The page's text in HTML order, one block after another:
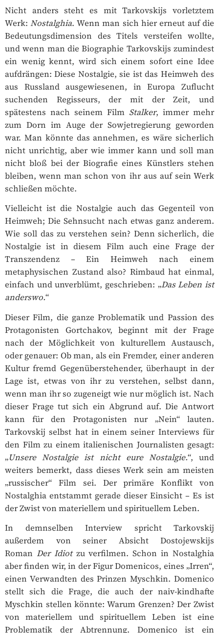
Nicht anders steht es mit Tarkovskijs vorletztem
Werk:Nostalghia. Wenn man sich hier erneut auf die
Bedeutungsdimension des Titels versteifen wollte,
und wenn man die Biographie Tarkovskijs zumindest
ein wenig kennt, wird sich einem sofort eine Idee
aufdrängen: Diese Nostalgie, sie ist das Heimweh des
aus Russland ausgewiesenen, in Europa Zuflucht
suchenden Regisseurs, der mit der Zeit, und
spätestens nach seinem Film Stalker, immer mehr
zum Dorn im Auge der Sowjetregierung geworden
war. Man könnte das annehmen, es wäre sicherlich
nicht unrichtig, aber wie immer kann und soll man
nicht bloß bei der Biografie eines Künstlers stehen
bleiben, wenn man schon von ihr aus auf sein Werk
schließen möchte.
Vielleicht ist die Nostalgie auch das Gegenteil von
Heimweh; Die Sehnsucht nach etwas ganz anderem.
Wie soll das zu verstehen sein? Denn sicherlich, die
Nostalgie ist in diesem Film auch eine Frage der
Transzendenz – Ein Heimweh nach einem
metaphysischen Zustand also? Rimbaud hat einmal,
einfach und unverblümt, geschrieben: „Das Leben ist
anderswo.“
Dieser Film, die ganze Problematik und Passion des
Protagonisten Gortchakov, beginnt mit der Frage
nach der Möglichkeit von kulturellem Austausch,
oder genauer: Ob man, als ein Fremder, einer anderen
Kultur fremd Gegenüberstehender, überhaupt in der
Lage ist, etwas von ihr zu verstehen, selbst dann,
wenn man ihr so zugeneigt wie nur möglich ist. Nach
dieser Frage tut sich ein Abgrund auf. Die Antwort
kann für den Protagonisten nur „Nein“ lauten.
Tarkovskij selbst hat in einem seiner Interviews für
den Film zu einem italienischen Journalisten gesagt:
„Unsere Nostalgie ist nicht eure Nostalgie.“, und
weiters bemerkt, dass dieses Werk sein am meisten
„russischer“ Film sei. Der primäre Konflikt von
Nostalghia entstammt gerade dieser Einsicht – Es ist
der Zwist von materiellem und spirituellem Leben.
In demnselben Interview spricht Tarkovskij
außerdem von seiner Absicht Dostojewskijs
Roman Der Idiotzu verfilmen. Schon in Nostalghia
aber finden wir, in der Figur Domenicos, eines „Irren“,
einen Verwandten des Prinzen Myschkin. Domenico
stellt sich die Frage, die auch der naiv-kindhafte
Myschkin stellen könnte: Warum Grenzen? Der Zwist
von materiellem und spirituellem Leben ist eine
Problematik der Abtrennung. Domenico ist ein